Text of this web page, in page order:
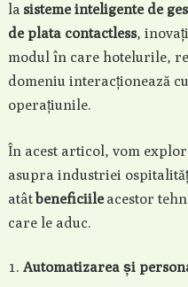
la sisteme inteligente de
de plata contactless,
modul în care hotelurile,
domeniu interacționează
operațiunile.
În acest articol, vom
asupra industriei
atâtbeneficiileacestor
care le aduc.
Automatizarea și